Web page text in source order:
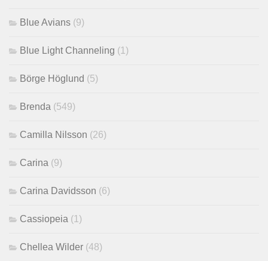
Blue Avians (9)
Blue Light Channeling (1)
Börge Höglund (5)
Brenda (549)
Camilla Nilsson (26)
Carina (9)
Carina Davidsson (6)
Cassiopeia (1)
Chellea Wilder (48)